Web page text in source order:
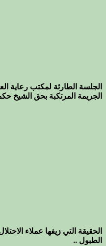
الجلسة الطارئة لمكتب رعاية
الجريمة المرتكبة بحق الشيخ
الحقيقة التي زيفها عملاء
الطبول ..